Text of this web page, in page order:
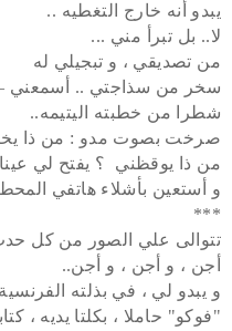
يبدو أنه خارج التغطيه ..
لا.. بل تبرأ مني ...
من تصديقي ، و تبجيلي له
سخر من سذاجتي .. أسمعني
شطرا من خطبته اليتيمه..
صرخت بصوت مدو : من ذا
من ذا يوقظني ؟ يفتح لي عينا
و أستعين بأشلاء هاتفي
***
تتوالى علي الصور من كل
أجن ، و أجن ، و أجن..
و يبدو لي ، في بذلته
"فوكو" حاملا ، بكلتا يديه ،